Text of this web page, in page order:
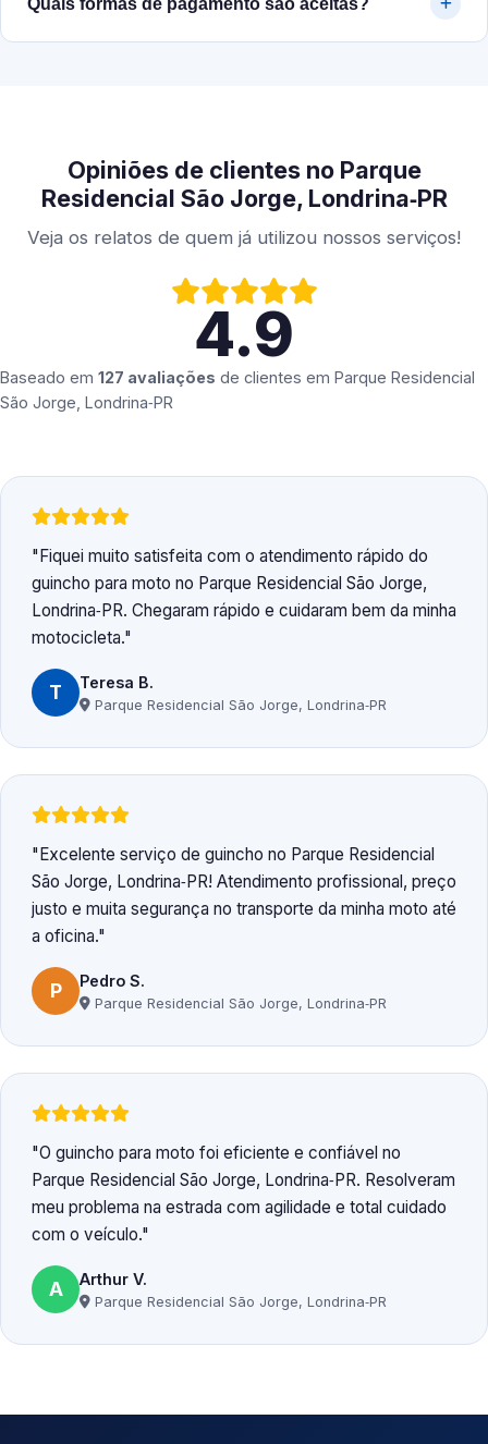
Quais formas de pagamento são aceitas?
Opiniões de clientes no Parque
Residencial São Jorge, Londrina‑PR
Veja os relatos de quem já utilizou nossos serviços!
4.9
Baseado em 127 avaliações de clientes em Parque Residencial
São Jorge, Londrina‑PR
Fiquei muito satisfeita com o atendimento rápido do
guincho para moto no Parque Residencial São Jorge,
Londrina‑PR. Chegaram rápido e cuidaram bem da minha
motocicleta.
T Teresa B.
Parque Residencial São Jorge, Londrina‑PR
Excelente serviço de guincho no Parque Residencial
São Jorge, Londrina‑PR! Atendimento profissional, preço
justo e muita segurança no transporte da minha moto até
a oficina.
P Pedro S.
Parque Residencial São Jorge, Londrina‑PR
O guincho para moto foi eficiente e confiável no
Parque Residencial São Jorge, Londrina‑PR. Resolveram
meu problema na estrada com agilidade e total cuidado
com o veículo.
A Arthur V.
Parque Residencial São Jorge, Londrina‑PR